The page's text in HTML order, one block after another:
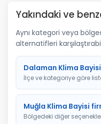
Yakındaki ve
Aynı kategori veya
alternatifleri
Dalaman Klima
İlçe ve kategoriye göre
Muğla Klima Bayisi
Bölgedeki diğer